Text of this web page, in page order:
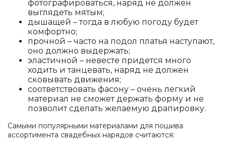
фотографироваться, наряд не должен
выглядеть мятым;
дышащей – тогда в любую погоду будет
комфортно;
прочной – часто на подол платья наступают,
оно должно выдержать;
эластичной – невесте придется много
ходить и танцевать, наряд не должен
сковывать движения;
соответствовать фасону – очень легкий
материал не сможет держать форму и не
позволит сделать желаемую драпировку.
Самыми популярными материалами для пошива
ассортимента свадебных нарядов считаются: